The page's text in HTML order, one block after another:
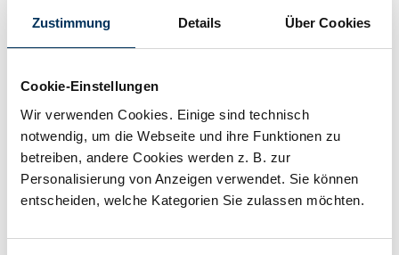
Zustimmung Details Über Cookies
Cookie-Einstellungen
Wir verwenden Cookies. Einige sind technisch
notwendig, um die Webseite und ihre Funktionen zu
betreiben, andere Cookies werden z. B. zur
Personalisierung von Anzeigen verwendet. Sie können
entscheiden, welche Kategorien Sie zulassen möchten.
Capacity: 3Ah
Technology: LiFePO4